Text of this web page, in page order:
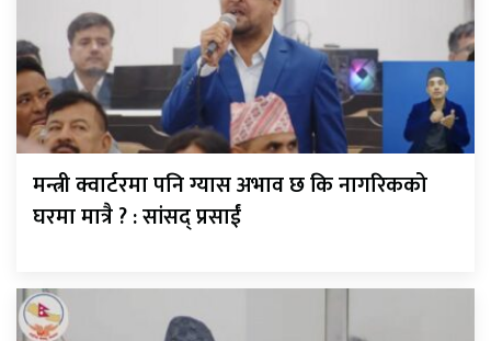
मन्त्री क्वार्टरमा पनि ग्यास अभाव छ कि नागरिकको
घरमा मात्रै ? : सांसद् प्रसाईं